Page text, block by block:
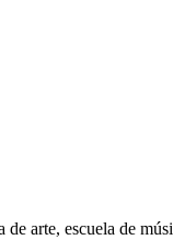
arte, escuela de